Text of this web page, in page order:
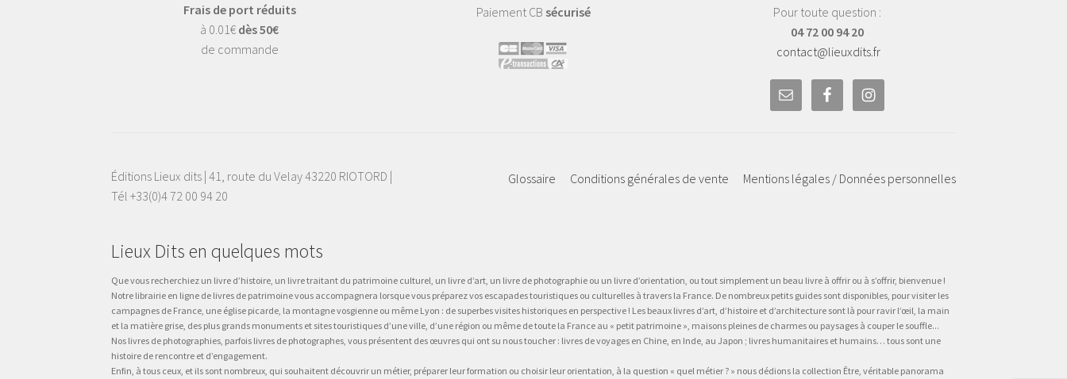
Frais de port réduits
à 0.01€ dès 50€
de commande
Paiement CB sécurisé
Pour toute question :
04 72 00 94 20
contact@lieuxdits.fr
Glossaire Conditions générales de vente Mentions légales / Données personnelles
Éditions Lieux dits | 41, route du Velay 43220 RIOTORD |
Tél +33(0)4 72 00 94 20
Lieux Dits en quelques mots
Que vous recherchiez un livre d’histoire, un livre traitant du patrimoine culturel, un livre d’art, un livre de photographie ou un livre d’orientation, ou tout simplement un beau livre à offrir ou à s’offrir, bienvenue !
Notre librairie en ligne de livres de patrimoine vous accompagnera lorsque vous préparez vos escapades touristiques ou culturelles à travers la France. De nombreux petits guides sont disponibles, pour visiter les
campagnes de France, une église picarde, la montagne vosgienne ou même Lyon : de superbes visites historiques en perspective ! Les beaux livres d’art, d’histoire et d’architecture sont là pour ravir l’œil, la main
et la matière grise, des plus grands monuments et sites touristiques d’une ville, d’une région ou même de toute la France au « petit patrimoine », maisons pleines de charmes ou paysages à couper le souffle...
Nos livres de photographies, parfois livres de photographes, vous présentent des œuvres qui ont su nous toucher : livres de voyages en Chine, en Inde, au Japon ; livres humanitaires et humains… tous sont une
histoire de rencontre et d’engagement.
Enfin, à tous ceux, et ils sont nombreux, qui souhaitent découvrir un métier, préparer leur formation ou choisir leur orientation, à la question « quel métier ? » nous dédions la collection Être, véritable panorama